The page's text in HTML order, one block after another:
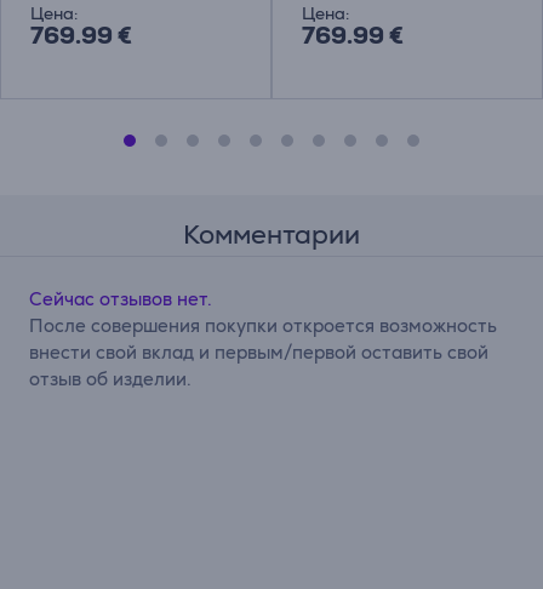
Цена:
769.99 €
Цена:
769.99 €
Комментарии
Сейчас отзывов нет.
После совершения покупки откроется возможность
внести свой вклад и первым/первой оставить свой
отзыв об изделии.